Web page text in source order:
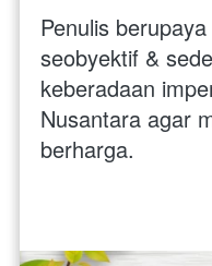
Penulis
seobyektif &
keberadaan
Nusantara agar
berharga.